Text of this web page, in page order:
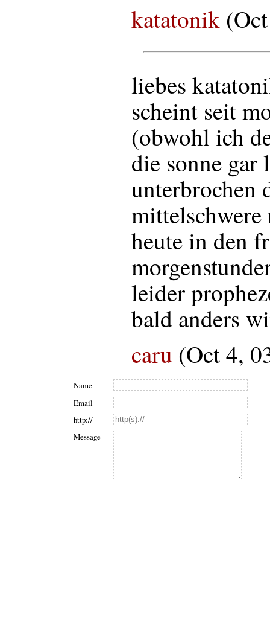
katatonik
liebes
scheint seit
(obwohl ich
die sonne
unterbrochen
mittelschwere
heute in den
leider
bald anders
caru (Oct 4,
Name
Email
http://
Message